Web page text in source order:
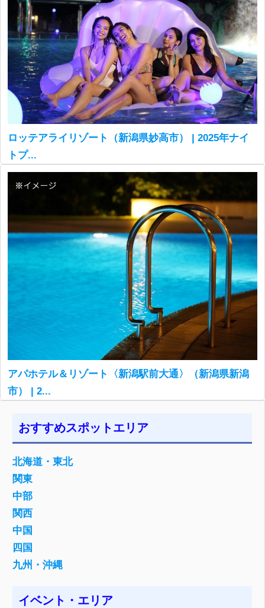
ロッテアライリゾート（新潟県妙高市） | 2025年ナイ
トプ...
アパホテル＆リゾート〈新潟駅前大通〉（新潟県新潟
市） | 2...
おすすめスポットエリア
北海道・東北
関東
中部
関西
中国
四国
九州・沖縄
イベント・エリア